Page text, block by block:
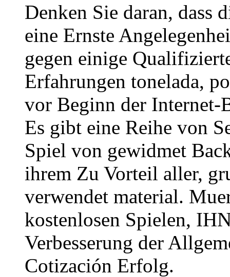
Denken Sie daran, dass
eine Ernste
gegen einige
Erfahrungen tonelada,
vor Beginn der Internet-
Es gibt eine Reihe von
Spiel von gewidmet
ihrem Zu Vorteil aller,
verwendet material.
kostenlosen Spielen,
Verbesserung der
Cotización Erfolg.